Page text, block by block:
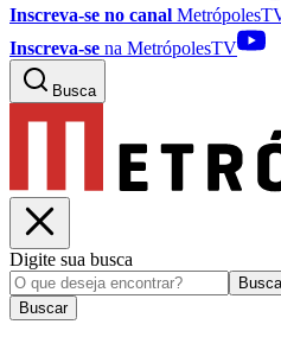
Inscreva-se no canal
Inscreva-se na MetrópolesTV
Busca
Digite sua busca
Buscar